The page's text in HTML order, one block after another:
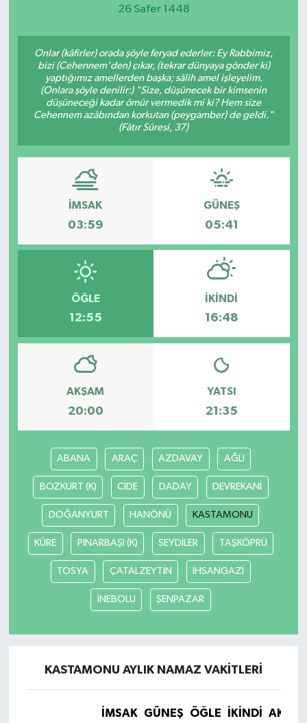
26 Safer 1448
Onlar (kâfirler) orada şöyle feryad ederler: Ey Rabbimiz,
bizi (Cehennem'den) çıkar, (tekrar dünyaya gönder ki)
yaptığımız amellerden başka; sâlih amel işleyelim.
(Onlara şöyle denilir:) "Size, düşünecek bir kimsenin
düşüneceği kadar ömür vermedik mi ki? Hem size
Cehennem azâbından korkutan (peygamber) de geldi."
(Fâtır Sûresi, 37)
İMSAK
03:59
GÜNEŞ
05:41
ÖĞLE
12:55
İKINDI
16:48
AKŞAM
20:00
YATSI
21:35
ABANA ARAÇ AZDAVAY AĞLI
BOZKURT (K) CİDE DADAY DEVREKANİ
DOĞANYURT HANÖNÜ KASTAMONU
KÜRE PINARBAŞI (K) SEYDİLER TAŞKÖPRÜ
TOSYA ÇATALZEYTİN İHSANGAZİ
İNEBOLU ŞENPAZAR
KASTAMONU AYLIK NAMAZ VAKITLERI
İMSAK GÜNEŞ ÖĞLE İKINDI
Etkinlikler